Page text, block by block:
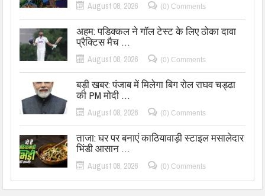
August 08, 2026 (0) Comments
अहम: पडिक्कल ने गॉल टेस्ट के लिए ठोका दावा
प्रैक्टिस मैच …
August 08, 2026 (0) Comments
बड़ी खबर: पंजाब में मिलेगा बिग रोल राघव चड्ढा
की PM मोदी …
August 08, 2026 (0) Comments
ताजा: घर पर बनाएं काठियावाड़ी स्टाइल मसालेदार
भिंडी आसान …
August 08, 2026 (0) Comments